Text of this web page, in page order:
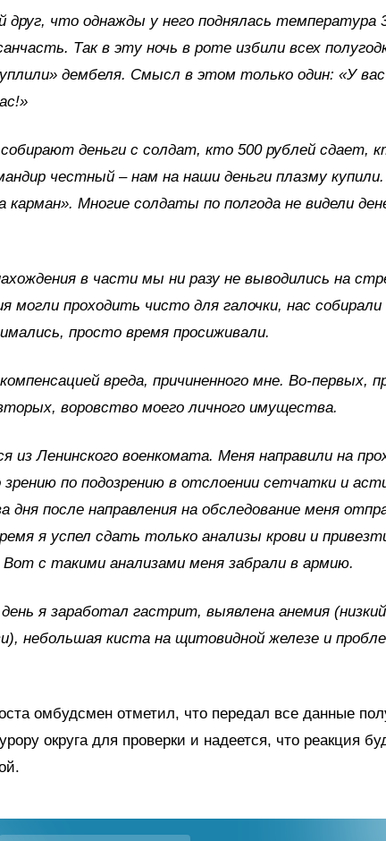
друг, что однажды у него поднялась температура
Так в эту ночь в роте избили всех
дембеля. Смысл в этом только один: «У
деньги с солдат, кто 500 рублей сдает,
честный – нам на наши деньги плазму
Многие солдаты по полгода не видели
в части мы ни разу не выводились на
могли проходить чисто для галочки, нас собирали
просто время просиживали.
вреда, причиненного мне. Во-первых,
воровство моего личного имущества.
из Ленинского военкомата. Меня направили на
зрению по подозрению в отслоении сетчатки и
дня после направления на обследование меня
я успел сдать только анализы крови и
с такими анализами меня забрали в армию.
я заработал гастрит, выявлена анемия (низкий
небольшая киста на щитовидной железе и
омбудсмен отметил, что передал все данные
округа для проверки и надеется, что реакция